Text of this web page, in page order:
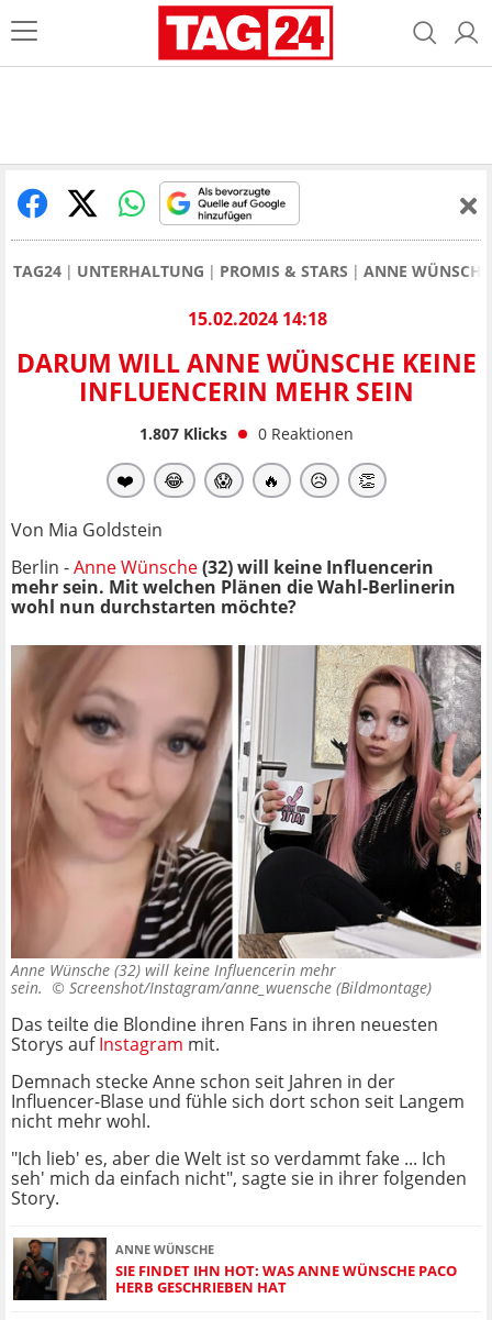
TAG24 UNTERHALTUNG PROMIS & STARS ANNE WÜNSCHE
15.02.2024 14:18
DARUM WILL ANNE WÜNSCHE KEINE
INFLUENCERIN MEHR SEIN
1.807Klicks 0 Reaktionen
❤️ 😂 😱 🔥 😥 👏
Von Mia Goldstein
Berlin -Anne Wünsche(32) will keine Influencerin
mehr sein. Mit welchen Plänen die Wahl-Berlinerin
wohl nun durchstarten möchte?
Anne Wünsche (32) will keine Influencerin mehr
sein. © Screenshot/Instagram/anne_wuensche (Bildmontage)
Das teilte die Blondine ihren Fans in ihren neuesten
Storys aufInstagram mit.
Demnach stecke Anne schon seit Jahren in der
Influencer-Blase und fühle sich dort schon seit Langem
nicht mehr wohl.
"Ich lieb' es, aber die Welt ist so verdammt fake ... Ich
seh' mich da einfach nicht", sagte sie in ihrer folgenden
Story.
ANNE WÜNSCHE
SIE FINDET IHN HOT: WAS ANNE WÜNSCHE PACO
HERB GESCHRIEBEN HAT